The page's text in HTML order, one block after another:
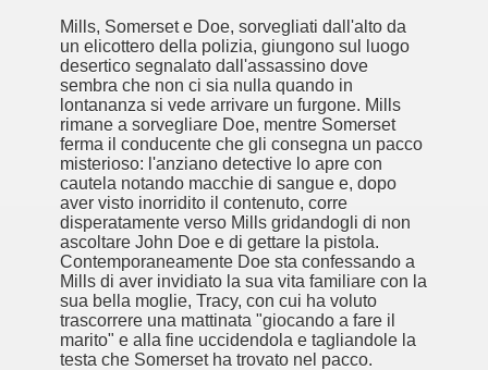
Mills, Somerset e Doe, sorvegliati dall'alto da
un elicottero della polizia, giungono sul luogo
desertico segnalato dall'assassino dove
sembra che non ci sia nulla quando in
lontananza si vede arrivare un furgone. Mills
rimane a sorvegliare Doe, mentre Somerset
ferma il conducente che gli consegna un pacco
misterioso: l'anziano detective lo apre con
cautela notando macchie di sangue e, dopo
aver visto inorridito il contenuto, corre
disperatamente verso Mills gridandogli di non
ascoltare John Doe e di gettare la pistola.
Contemporaneamente Doe sta confessando a
Mills di aver invidiato la sua vita familiare con la
sua bella moglie, Tracy, con cui ha voluto
trascorrere una mattinata "giocando a fare il
marito" e alla fine uccidendola e tagliandole la
testa che Somerset ha trovato nel pacco.
Se Ti Piacciono nel mese di Giugno 2014.